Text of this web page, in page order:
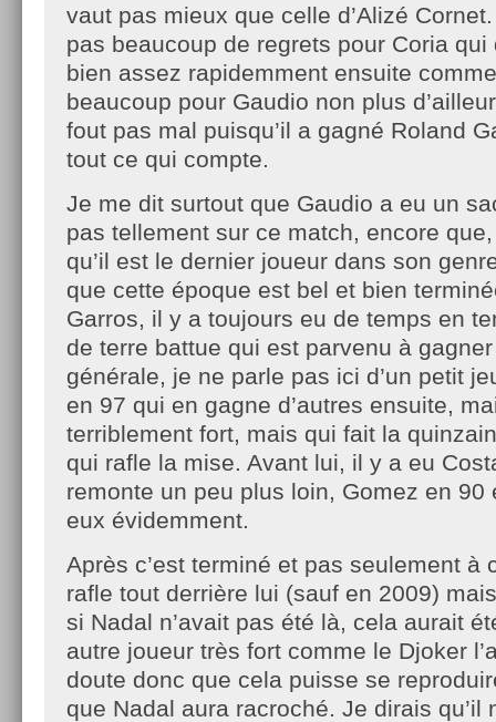
vaut pas mieux que celle d’Alizé
pas beaucoup de regrets pour Coria
bien assez rapidemment ensuite
beaucoup pour Gaudio non plus
fout pas mal puisqu’il a gagné Roland
tout ce qui compte.
Je me dit surtout que Gaudio a eu un
pas tellement sur ce match, encore
qu’il est le dernier joueur dans son
que cette époque est bel et bien
Garros, il y a toujours eu de temps en
de terre battue qui est parvenu à
générale, je ne parle pas ici d’un petit
en 97 qui en gagne d’autres ensuite,
terriblement fort, mais qui fait la
qui rafle la mise. Avant lui, il y a eu
remonte un peu plus loin, Gomez en 90
eux évidemment.
Après c’est terminé et pas seulement à
rafle tout derrière lui (sauf en 2009)
si Nadal n’avait pas été là, cela aurait
autre joueur très fort comme le Djoker
doute donc que cela puisse se
que Nadal aura racroché. Je dirais qu’il